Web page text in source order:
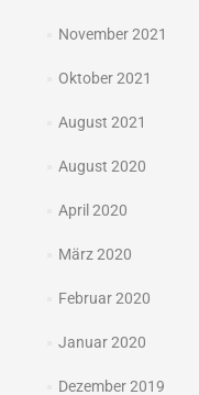
November 2021
Oktober 2021
August 2021
August 2020
April 2020
März 2020
Februar 2020
Januar 2020
Dezember 2019